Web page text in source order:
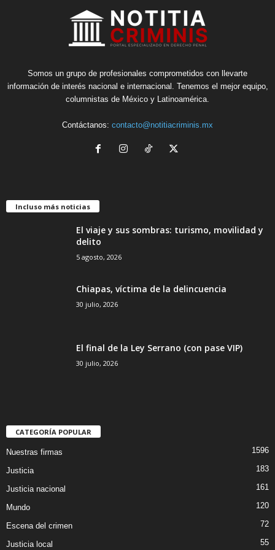
Somos un grupo de profesionales comprometidos con llevarte
información de interés nacional e internacional. Tenemos el mejor equipo,
columnistas de México y Latinoamérica.
Contáctanos: contacto@notitiacriminis.mx
Incluso más noticias
El viaje y sus sombras: turismo, movilidad y
delito
5 agosto, 2026
Chiapas, víctima de la delincuencia
30 julio, 2026
El final de la Ley Serrano (con pase VIP)
30 julio, 2026
CATEGORÍA POPULAR
Nuestras firmas 1596
Justicia 183
Justicia nacional 161
Mundo 120
Escena del crimen 72
Justicia local 55